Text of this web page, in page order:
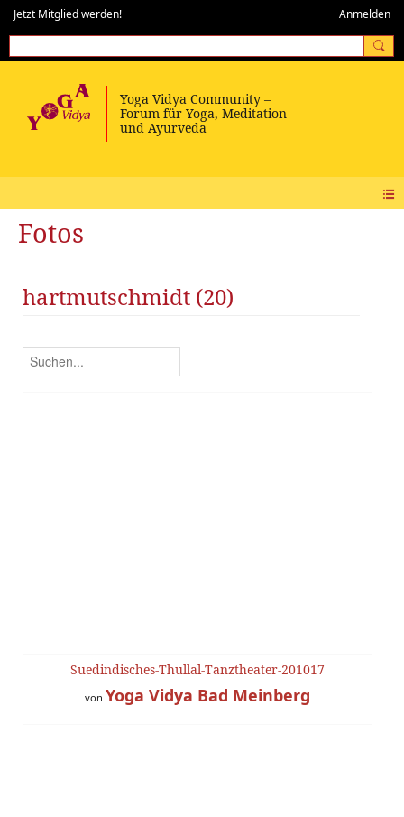
Jetzt Mitglied werden! Anmelden
Fotos
hartmutschmidt (20)
Suedindisches-Thullal-Tanztheater-201017
von Yoga Vidya Bad Meinberg